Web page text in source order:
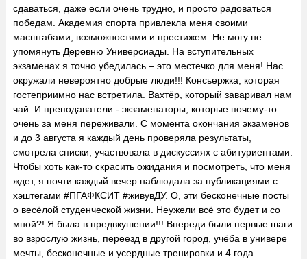
сдаваться, даже если очень трудно, и просто радоваться
победам. Академия спорта привлекла меня своими
масштабами, возможностями и престижем. Не могу не
упомянуть Деревню Универсиады. На вступительных
экзаменах я точно убедилась – это местечко для меня! Нас
окружали невероятно добрые люди!!! Консьержка, которая
гостеприимно нас встретила. Вахтёр, который заваривал нам
чай. И преподаватели - экзаменаторы, которые почему-то
очень за меня переживали. С момента окончания экзаменов
и до 3 августа я каждый день проверяла результаты,
смотрела списки, участвовала в дискуссиях с абитуриентами.
Чтобы хоть как-то скрасить ожидания и посмотреть, что меня
ждет, я почти каждый вечер наблюдала за публикациями с
хэштегами #ПГАФКСИТ #живувДУ. О, эти бесконечные посты
о весёлой студенческой жизни. Неужели всё это будет и со
мной?! Я была в предвкушении!!! Впереди были первые шаги
во взрослую жизнь, переезд в другой город, учёба в универе
мечты, бесконечные и усердные тренировки и 4 года